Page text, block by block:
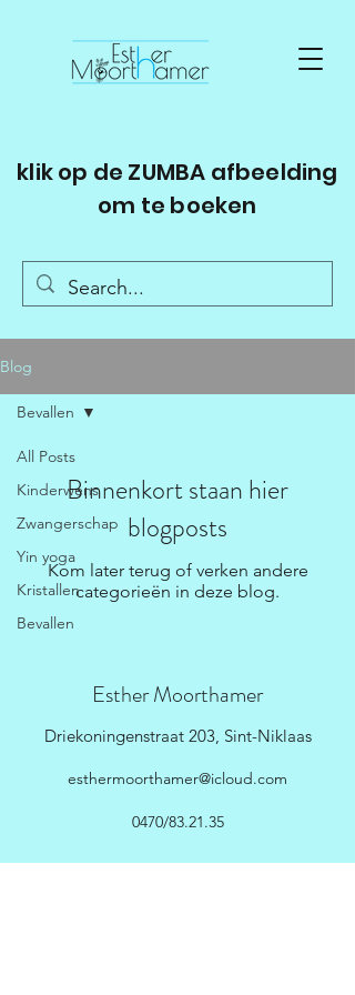
klik op de ZUMBA afbeelding
om te boeken
Blog
All Posts
Kinderwens
Zwangerschap
Yin yoga
Kristallen
Bevallen
Bevallen
Binnenkort staan hier
blogposts
Kom later terug of verken andere
categorieën in deze blog.
Esther Moorthamer
Driekoningenstraat 203, Sint-Niklaas
esthermoorthamer@icloud.com
0470/83.21.35
Schrijf je in voor onze